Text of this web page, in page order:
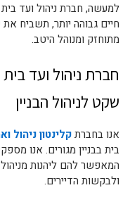
למעשה, חברת ניהול ועד
חיים גבוהה יותר, תשביח
מתוחזק ומנוהל היטב.
חברת ניהול ועד
שקט לניהול הבניין
אנו בחברתקלינטון ניהול
בית בבניין מגורים. אנו
המאפשר להם ליהנות
ולבקשות הדיירים.